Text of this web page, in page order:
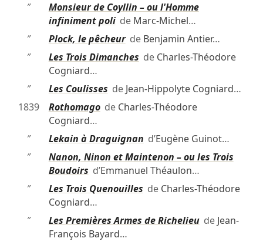
″
Monsieur de Coyllin – ou l'Homme
infiniment polide Marc-Michel…
″
Plock, le pêcheurde Benjamin Antier…
″
Les Trois Dimanches de Charles-Théodore
Cogniard…
″
Les Coulisses de Jean-Hippolyte Cogniard…
1839
Rothomagode Charles-Théodore
Cogniard…
″
Lekain à Draguignan d’Eugène Guinot…
″
Nanon, Ninon et Maintenon – ou les Trois
Boudoirs d’Emmanuel Théaulon…
″
Les Trois Quenouilles de Charles-Théodore
Cogniard…
″
Les Premières Armes de Richelieude Jean-
François Bayard…